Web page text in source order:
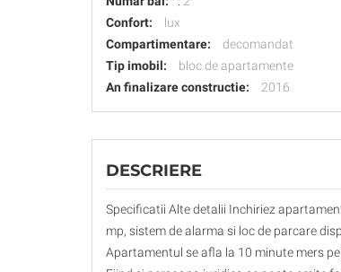
Confort:
lux
Compartimentare:
decomandat
Tip imobil:
bloc de apartamente
An finalizare constructie:
2016
DESCRIERE
Specificatii Alte detalii Inchiriez
mp, sistem de alarma si loc de parcare
Apartamentul se afla la 10 minute mers